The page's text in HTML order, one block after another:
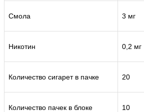
Смола 3 мг
Никотин 0,2 мг
Количество сигарет в пачке 20
Количество пачек в блоке 10